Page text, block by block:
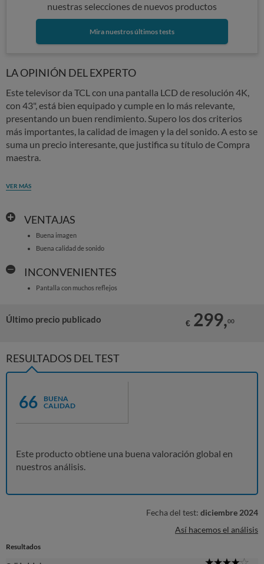
nuestras selecciones de nuevos productos
Mira nuestros últimos tests
LA OPINIÓN DEL EXPERTO
Este televisor da TCL con una pantalla LCD de resolución 4K,
con 43", está bien equipado y cumple en lo más relevante,
presentando un buen rendimiento. Supero los dos criterios
más importantes, la calidad de imagen y la del sonido. A esto se
suma un precio interesante, que justifica su título de Compra
maestra.
VER MÁS
VENTAJAS
Buena imagen
Buena calidad de sonido
INCONVENIENTES
Pantalla con muchos reflejos
Último precio publicado € 299,00
RESULTADOS DEL TEST
66
BUENA
CALIDAD
Este producto obtiene una buena valoración global en
nuestros análisis.
Fecha del test: diciembre 2024
Así hacemos el análisis
Resultados